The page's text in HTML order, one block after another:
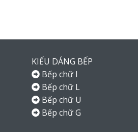
KIỂU DÁNG BẾP
Bếp chữ I
Bếp chữ L
Bếp chữ U
Bếp chữ G